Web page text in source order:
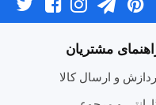
مشتریان
و ارسال کالا